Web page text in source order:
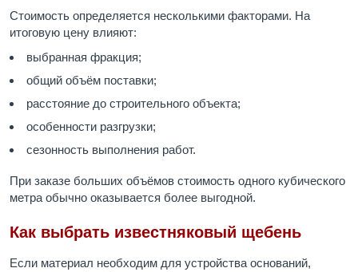
Стоимость определяется несколькими факторами. На
итоговую цену влияют:
выбранная фракция;
общий объём поставки;
расстояние до строительного объекта;
особенности разгрузки;
сезонность выполнения работ.
При заказе больших объёмов стоимость одного кубического
метра обычно оказывается более выгодной.
Как выбрать известняковый щебень
Если материал необходим для устройства оснований,